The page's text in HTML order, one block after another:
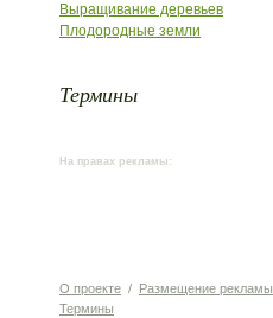
Выращивание деревьев
Плодородные земли
Термины
На правах рекламы:
О проекте / Размещение рекламы
Термины